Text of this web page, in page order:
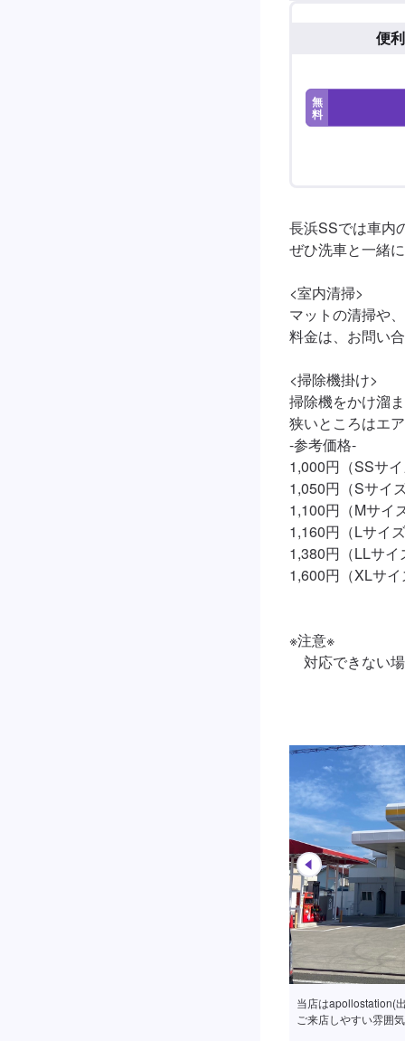
便
無
料
長浜SSでは車内
ぜひ洗車と一緒
<室内清掃>
マットの清掃や
料金は、お問い
<掃除機掛け>
掃除機をかけ溜
狭いところはエ
-参考価格-
1,000円（SSサ
1,050円（Sサイ
1,100円（Mサイ
1,160円（Lサイ
1,380円（LLサイ
1,600円（XLサ
※注意※
対応できない
当店はapollostation(
ご来店しやすい雰囲